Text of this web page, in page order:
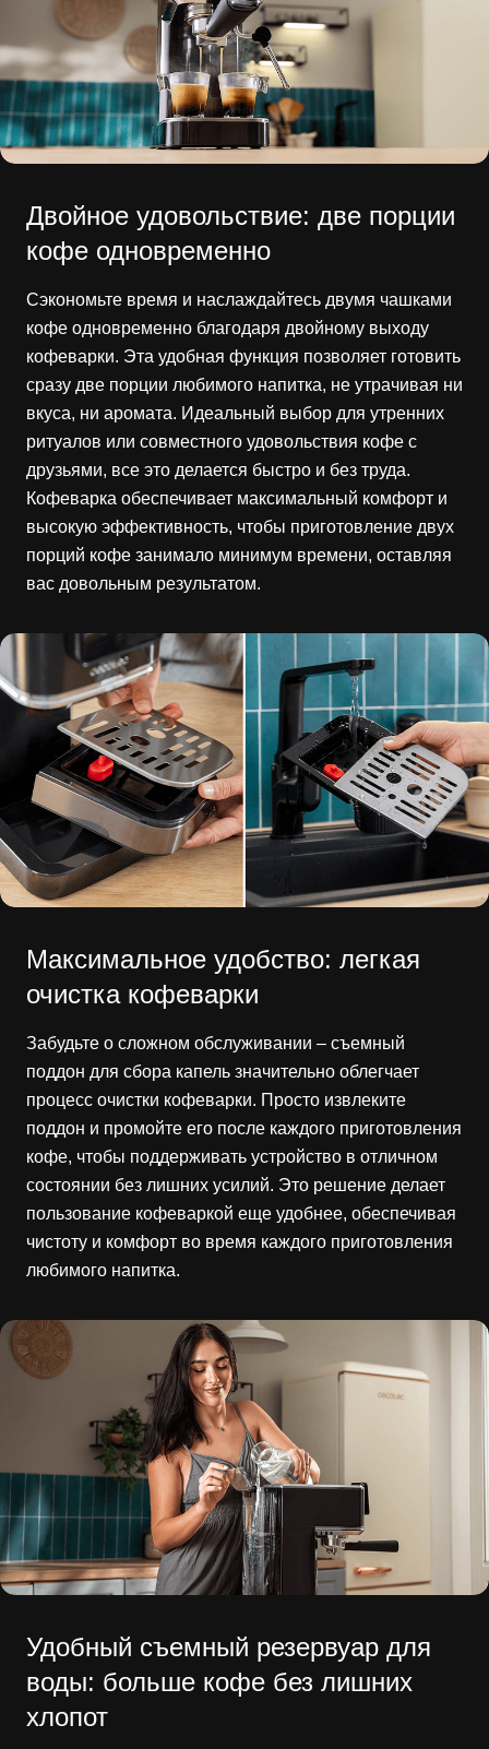
Двойное удовольствие: две порции
кофе одновременно
Сэкономьте время и наслаждайтесь двумя чашками
кофе одновременно благодаря двойному выходу
кофеварки. Эта удобная функция позволяет готовить
сразу две порции любимого напитка, не утрачивая ни
вкуса, ни аромата. Идеальный выбор для утренних
ритуалов или совместного удовольствия кофе с
друзьями, все это делается быстро и без труда.
Кофеварка обеспечивает максимальный комфорт и
высокую эффективность, чтобы приготовление двух
порций кофе занимало минимум времени, оставляя
вас довольным результатом.
Максимальное удобство: легкая
очистка кофеварки
Забудьте о сложном обслуживании – съемный
поддон для сбора капель значительно облегчает
процесс очистки кофеварки. Просто извлеките
поддон и промойте его после каждого приготовления
кофе, чтобы поддерживать устройство в отличном
состоянии без лишних усилий. Это решение делает
пользование кофеваркой еще удобнее, обеспечивая
чистоту и комфорт во время каждого приготовления
любимого напитка.
Удобный съемный резервуар для
воды: больше кофе без лишних
хлопот